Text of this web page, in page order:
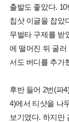
출발도 좋았다.
칩샷 이글을 잡았
무벌타 구제를 받
에 떨어진 뒤 굴러
서도 버디를 추가
후반 들어 2번(파
4)에서 티샷을 나
보기였다. 하지만